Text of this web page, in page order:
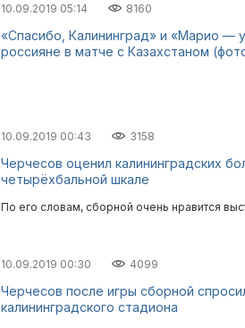
10.09.2019 05:14 8160
«Спасибо, Калининград» и «Марио —
россияне в матче с Казахстаном
10.09.2019 00:43 3158
Черчесов оценил калининградских
четырёхбальной шкале
По его словам, сборной очень нравится
10.09.2019 00:30 4099
Черчесов после игры сборной
калининградского стадиона